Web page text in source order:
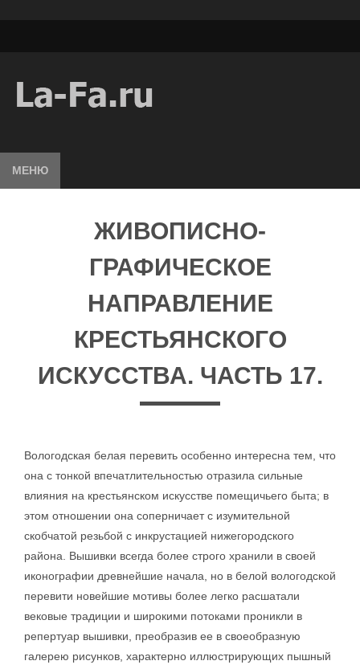
МЕНЮ
ЖИВОПИСНО-
ГРАФИЧЕСКОЕ
НАПРАВЛЕНИЕ
КРЕСТЬЯНСКОГО
ИСКУССТВА. ЧАСТЬ 17.
Вологодская белая перевить особенно интересна тем, что
она с тонкой впечатлительностью отразила сильные
влияния на крестьянском искусстве помещичьего быта; в
этом отношении она соперничает с изумительной
скобчатой резьбой с инкрустацией нижегородского
района. Вышивки всегда более строго хранили в своей
иконографии древнейшие начала, но в белой вологодской
перевити новейшие мотивы более легко расшатали
вековые традиции и широкими потоками проникли в
репертуар вышивки, преобразив ее в своеобразную
галерею рисунков, характерно иллюстрирующих пышный